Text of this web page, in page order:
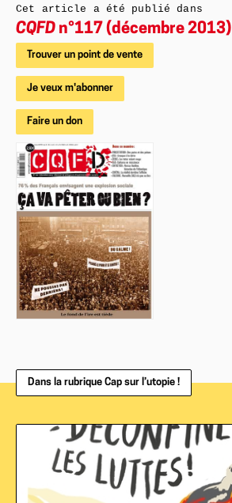
Cet article a été publié dans
CQFD n°117 (décembre 2013)
Trouver un point de vente
Je veux m'abonner
Faire un don
Dans la rubrique Cap sur l’utopie !